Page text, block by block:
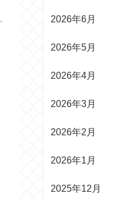
2026年6月
2026年5月
2026年4月
2026年3月
2026年2月
2026年1月
2025年12月